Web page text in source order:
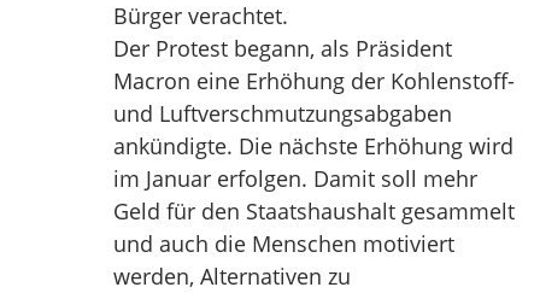
Bürger verachtet.
Der Protest begann, als Präsident
Macron eine Erhöhung der Kohlenstoff-
und Luftverschmutzungsabgaben
ankündigte. Die nächste Erhöhung wird
im Januar erfolgen. Damit soll mehr
Geld für den Staatshaushalt gesammelt
und auch die Menschen motiviert
werden, Alternativen zu